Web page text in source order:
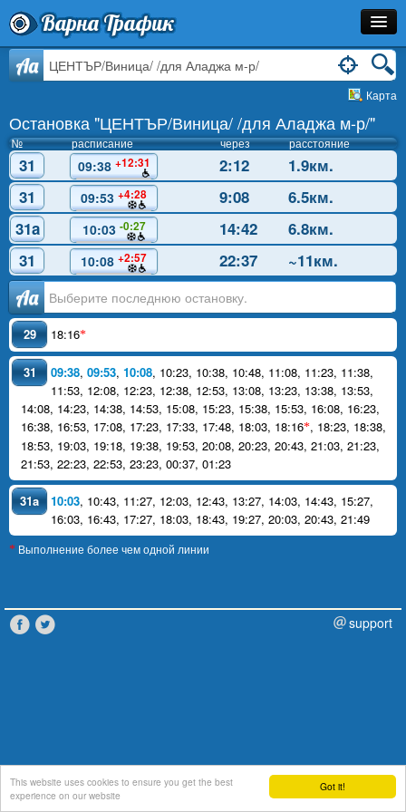
Got it!
This website uses cookies to ensure you get the best
experience on our website
Варна Трафик
Остановка
Расписание
Как Добраться?
Инфо
Aa
Карта
Остановка "ЦЕНТЪР/Виница/ /для Аладжа м-р/"
№ расписание через расстояние
31 09:38 +12:31 2:12
1.9км.
31
09:53 +4:28 9:08
6.5км.
31a
10:03 -0:27 14:42
6.8км.
31
10:08 +2:57 22:37 ~11км.
Аа
29 18:16*
31 09:38, 09:53, 10:08, 10:23, 10:38, 10:48, 11:08, 11:23, 11:38,
11:53, 12:08, 12:23, 12:38, 12:53, 13:08, 13:23, 13:38, 13:53,
14:08, 14:23, 14:38, 14:53, 15:08, 15:23, 15:38, 15:53, 16:08, 16:23,
16:38, 16:53, 17:08, 17:23, 17:33, 17:48, 18:03, 18:16*, 18:23, 18:38,
18:53, 19:03, 19:18, 19:38, 19:53, 20:08, 20:23, 20:43, 21:03, 21:23,
21:53, 22:23, 22:53, 23:23, 00:37, 01:23
31a 10:03, 10:43, 11:27, 12:03, 12:43, 13:27, 14:03, 14:43, 15:27,
16:03, 16:43, 17:27, 18:03, 18:43, 19:27, 20:03, 20:43, 21:49
* Выполнение более чем одной линии
support